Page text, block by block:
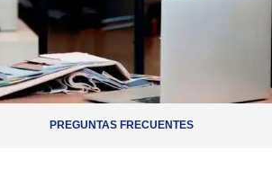
PREGUNTAS FRECUENTES